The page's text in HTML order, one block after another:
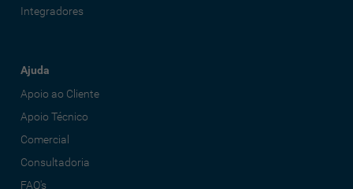
Integradores
Ajuda
Apoio ao Cliente
Apoio Técnico
Comercial
Consultadoria
FAQ's